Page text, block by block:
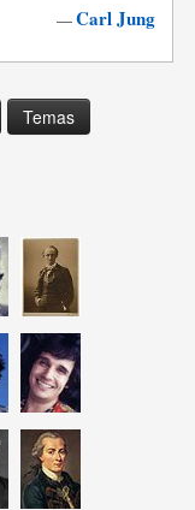
—Carl Jung
Temas